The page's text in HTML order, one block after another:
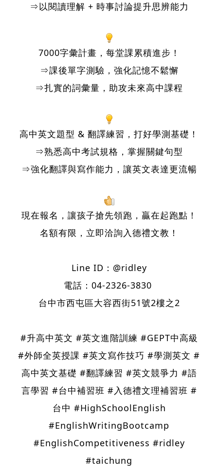
⇒以閱讀理解 + 時事討論提升思辨能力
7000字彙計畫，每堂課累積進步！
⇒課後單字測驗，強化記憶不鬆懈
⇒扎實的詞彙量，助攻未來高中課程
高中英文題型 & 翻譯練習，打好學測基礎！
⇒熟悉高中考試規格，掌握關鍵句型
⇒強化翻譯與寫作能力，讓英文表達更流暢
現在報名，讓孩子搶先領跑，贏在起跑點！
名額有限，立即洽詢入德禮文教！
Line ID：@ridley
電話：04-2326-3830
台中市西屯區大容西街51號2樓之2
#升高中英文 #英文進階訓練 #GEPT中高級
#外師全英授課 #英文寫作技巧 #學測英文 #
高中英文基礎 #翻譯練習 #英文競爭力 #語
言學習 #台中補習班 #入德禮文理補習班 #
台中 #HighSchoolEnglish
#EnglishWritingBootcamp
#EnglishCompetitiveness #ridley
#taichung